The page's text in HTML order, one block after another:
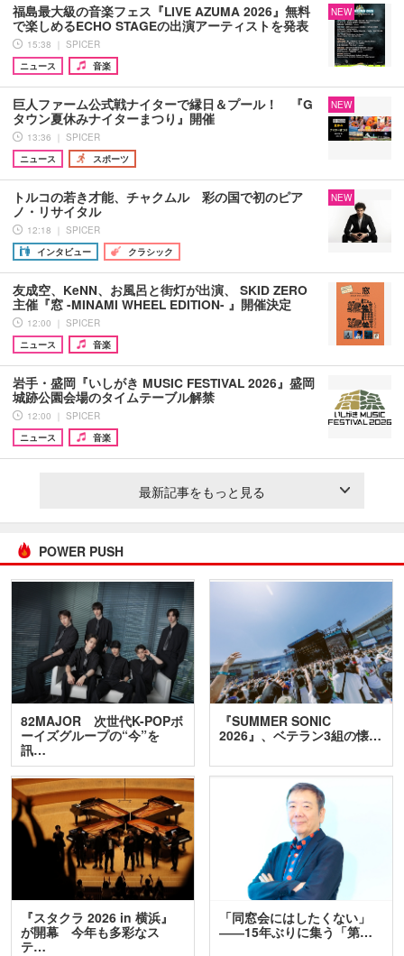
福島最大級の音楽フェス『LIVE AZUMA 2026』無料
で楽しめるECHO STAGEの出演アーティストを発表
15:38 ｜ SPICER
ニュース
音楽
NEW
巨人ファーム公式戦ナイターで縁日＆プール！ 『G
タウン夏休みナイターまつり』開催
13:36 ｜ SPICER
ニュース
スポーツ
NEW
トルコの若き才能、チャクムル 彩の国で初のピア
ノ・リサイタル
12:18 ｜ SPICER
インタビュー
クラシック
NEW
友成空、KeNN、お風呂と街灯が出演、 SKID ZERO
主催『窓 -MINAMI WHEEL EDITION- 』開催決定
12:00 ｜ SPICER
ニュース
音楽
岩手・盛岡『いしがき MUSIC FESTIVAL 2026』盛岡
城跡公園会場のタイムテーブル解禁
12:00 ｜ SPICER
ニュース
音楽
最新記事をもっと見る
POWER PUSH
82MAJOR 次世代K-POPボ
ーイズグループの“今”を
訊…
『SUMMER SONIC
2026』、ベテラン3組の懐…
『スタクラ 2026 in 横浜』
が開幕 今年も多彩なス
テ…
「同窓会にはしたくない」
――15年ぶりに集う「第…